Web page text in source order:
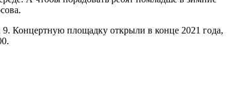
9. Концертную площадку открыли в конце 2021 года,